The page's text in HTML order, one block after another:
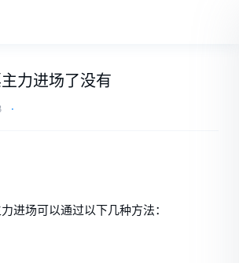
力进场了没有
⋅
进场可以通过以下几种方法：